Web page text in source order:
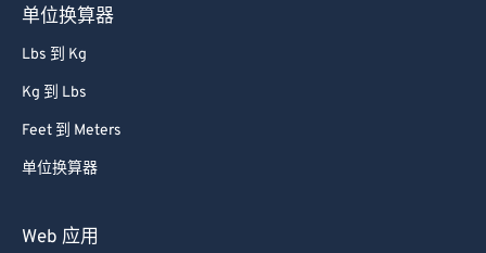
单位换算器
Lbs 到 Kg
Kg 到 Lbs
Feet 到 Meters
单位换算器
Web 应用